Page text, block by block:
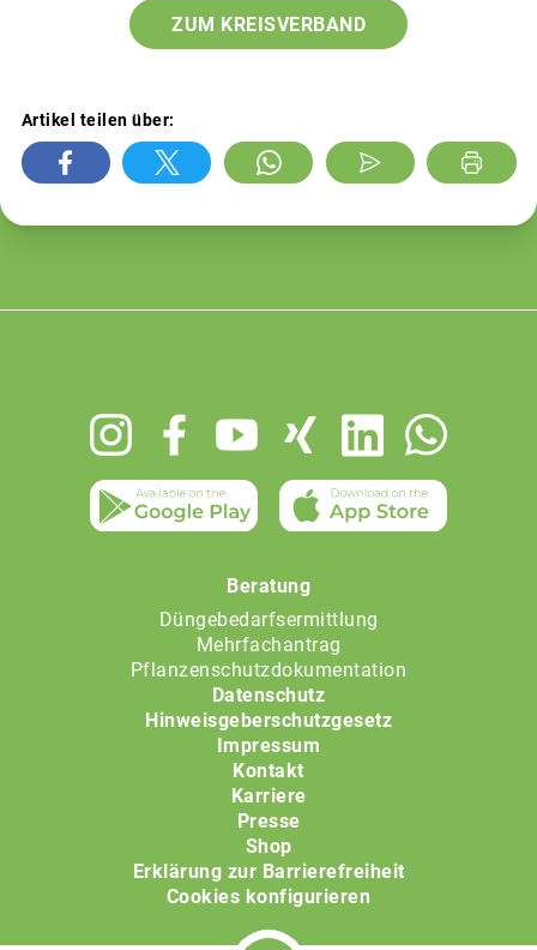
ZUM KREISVERBAND
Artikel teilen über:
Beratung
Düngebedarfsermittlung
Mehrfachantrag
Pflanzenschutzdokumentation
Datenschutz
Hinweisgeberschutzgesetz
Impressum
Kontakt
Karriere
Presse
Shop
Erklärung zur Barrierefreiheit
Cookies konfigurieren